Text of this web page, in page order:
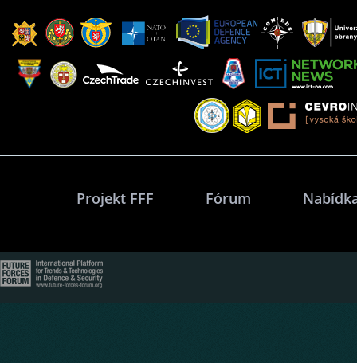
Projekt FFF Fórum